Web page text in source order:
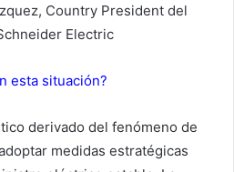
Country President del
Electric
esta situación?
derivado del fenómeno de
medidas estratégicas